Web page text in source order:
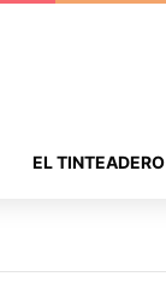
EL TINTEADERO